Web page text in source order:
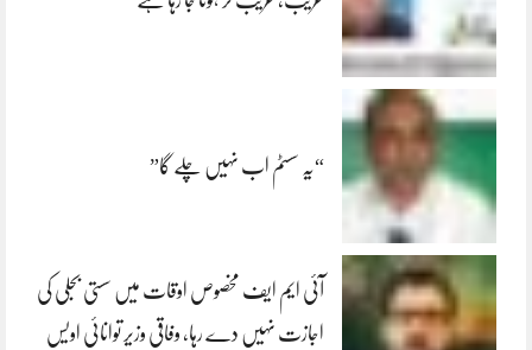
“یہ سسٹم اب نہیں چلے گا”
آئی ایم ایف مخصوص اوقات میں سستی بجلی کی
اجازت نہیں دے رہا، وفاقی وزیر توانائی اویس